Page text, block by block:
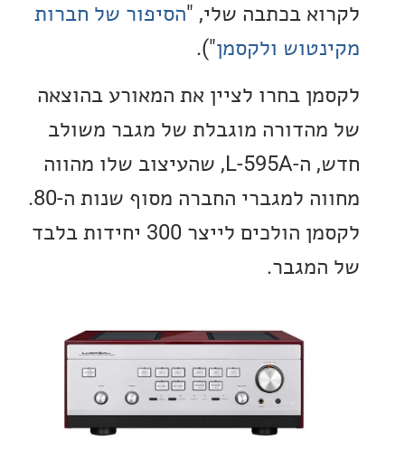
בכתבה שלי, "הסיפור של חברות
ולקסמן").
בחרו לציין את המאורע בהוצאה
מוגבלת של מגבר משולב
חדש, ה-L-595A, שהעיצוב שלו מהווה
מחווה למגברי החברה מסוף שנות ה-80.
לקסמן הולכים לייצר 300 יחידות בלבד